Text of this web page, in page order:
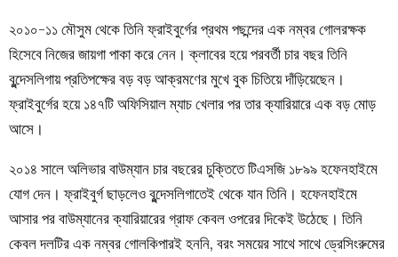
২০১০-১১ মৌসুম থেকে তিনি ফ্রাইবুর্গের প্রথম পছন্দের এক নম্বর গোলরক্ষক
হিসেবে নিজের জায়গা পাকা করে নেন। ক্লাবের হয়ে পরবর্তী চার বছর তিনি
বুন্দেসলিগায় প্রতিপক্ষের বড় বড় আক্রমণের মুখে বুক চিতিয়ে দাঁড়িয়েছেন।
ফ্রাইবুর্গের হয়ে ১৪৭টি অফিসিয়াল ম্যাচ খেলার পর তার ক্যারিয়ারে এক বড় মোড়
আসে।
২০১৪ সালে অলিভার বাউম্যান চার বছরের চুক্তিতেটিএসজি ১৮৯৯ হফেনহাইমে
যোগ দেন। ফ্রাইবুর্গ ছাড়লেও বুন্দেসলিগাতেই থেকে যান তিনি। হফেনহাইমে
আসার পর বাউম্যানের ক্যারিয়ারের গ্রাফ কেবল ওপরের দিকেই উঠেছে। তিনি
কেবল দলটির এক নম্বর গোলকিপারই হননি, বরং সময়ের সাথে সাথে ড্রেসিংরুমের